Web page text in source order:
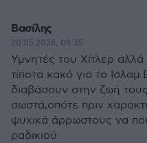
Βασίλης
20.05.2026, 08:35
Υμνητές του Χίτλερ αλλά
τίποτα κακό για το
διαβάσουν στην ζωή
σωστά,οπότε πριν
ψυχικά άρρωστους να
ραδικιού.